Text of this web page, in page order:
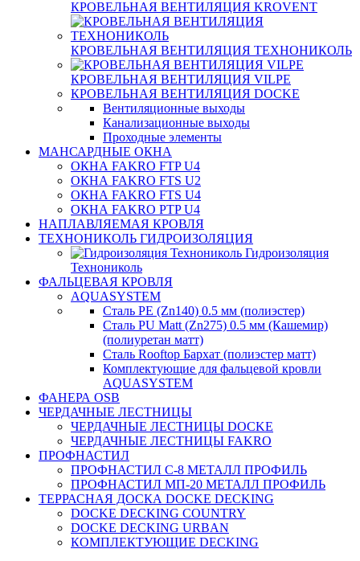
КРОВЕЛЬНАЯ ВЕНТИЛЯЦИЯ KROVENT
КРОВЕЛЬНАЯ ВЕНТИЛЯЦИЯ ТЕХНОНИКОЛЬ
КРОВЕЛЬНАЯ ВЕНТИЛЯЦИЯ VILPE
КРОВЕЛЬНАЯ ВЕНТИЛЯЦИЯ DOCKE
Вентиляционные выходы
Канализационные выходы
Проходные элементы
МАНСАРДНЫЕ ОКНА
ОКНА FAKRO FTP U4
ОКНА FAKRO FTS U2
ОКНА FAKRO FTS U4
ОКНА FAKRO PTP U4
НАПЛАВЛЯЕМАЯ КРОВЛЯ
ТЕХНОНИКОЛЬ ГИДРОИЗОЛЯЦИЯ
Гидроизоляция
Технониколь
ФАЛЬЦЕВАЯ КРОВЛЯ
AQUASYSTEM
Сталь PE (Zn140) 0.5 мм (полиэстер)
Сталь PU Matt (Zn275) 0.5 мм (Кашемир)
(полиуретан матт)
Сталь Rooftop Бархат (полиэстер матт)
Комплектующие для фальцевой кровли
AQUASYSTEM
ФАНЕРА OSB
ЧЕРДАЧНЫЕ ЛЕСТНИЦЫ
ЧЕРДАЧНЫЕ ЛЕСТНИЦЫ DOCKE
ЧЕРДАЧНЫЕ ЛЕСТНИЦЫ FAKRO
ПРОФНАСТИЛ
ПРОФНАСТИЛ C-8 МЕТАЛЛ ПРОФИЛЬ
ПРОФНАСТИЛ МП-20 МЕТАЛЛ ПРОФИЛЬ
ТЕРРАСНАЯ ДОСКА DOCKE DECKING
DOCKE DECKING COUNTRY
DOCKE DECKING URBAN
КОМПЛЕКТУЮЩИЕ DECKING